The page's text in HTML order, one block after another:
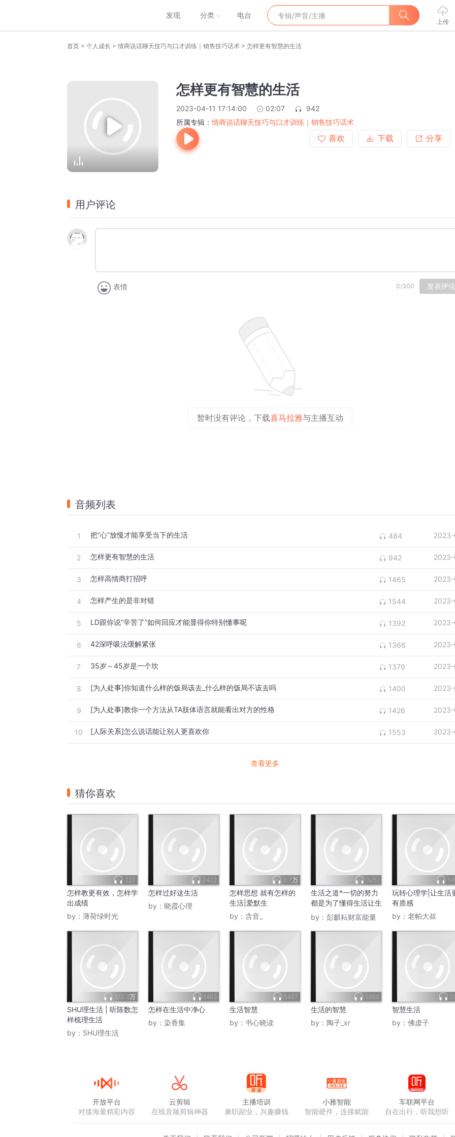
发现 分类 电台
上传
首页 > 个人成长 > 情商说话聊天技巧与口才训练｜销售技巧话术 > 怎样更有智慧的生活
怎样更有智慧的生活
2023-04-11 17:14:00 02:07
942
所属专辑：情商说话聊天技巧与口才训练｜销售技巧话术
喜欢
下载 分享
用户评论
表情 0/300 发表评论
暂时没有评论，下载喜马拉雅与主播互动
音频列表
1 把“心”放慢才能享受当下的生活 484
2 怎样更有智慧的生活 942
3 怎样高情商打招呼 1465
4 怎样产生的是非对错 1544
5 LD跟你说“辛苦了”如何回应才能显得你特别懂事呢 1392
6 42深呼吸法缓解紧张 1366
7 35岁～45岁是一个坎 1379
8 [为人处事]你知道什么样的饭局该去_什么样的饭局不该去吗 1400
9 [为人处事]教你一个方法从TA肢体语言就能看出对方的性格 1426
10 [人际关系]怎么说话能让别人更喜欢你 1553
查看更多
猜你喜欢
227
怎样教更有效，怎样学
出成绩
by： 薄荷绿时光
2422
怎样过好这生活
by： 晓霞心理
2.7万
怎样思想 就有怎样的
生活|爱默生
by： 含音_
3251
生活之道*一切的努力
都是为了懂得生活让生
活更有品质
by： 彭麒耘财富能量
玩转心理学|让生活
有质感
by： 老帕大叔
512.3万
SHU理生活 | 听陈数怎
样梳理生活
by： SHU理生活
1463
怎样在生活中净心
by： 染香集
5497
生活智慧
by： 书心晓读
5860
生活的智慧
by： 陶子_xr
智慧生活
by： 佛虚子
开放平台
对接海量精彩内容
云剪辑
在线音频剪辑神器
主播培训
兼职副业，兴趣赚钱
小雅智能
智能硬件，连接赋能
车联网平台
自在出行，听我想听